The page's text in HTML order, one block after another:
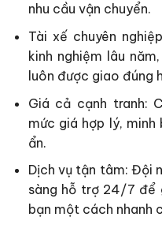
nhu cầu vận chuyển.
Tài xế chuyên
kinh nghiệm lâu
luôn được giao đúng
Giá cả cạnh tranh:
mức giá hợp lý,
ẩn.
Dịch vụ tận tâm: Đội
sàng hỗ trợ 24/7 để
bạn một cách nhanh